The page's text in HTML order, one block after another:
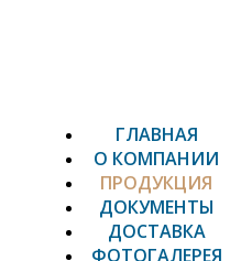
ГЛАВНАЯ
О КОМПАНИИ
ПРОДУКЦИЯ
ДОКУМЕНТЫ
ДОСТАВКА
ФОТОГАЛЕРЕЯ